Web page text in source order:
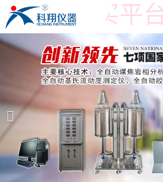
世界杯购买平
世界杯购买平台网站
产品展示
焦炭高温性能检测系统
焦化行业检测及优化配煤设备
球团矿/烧结矿/块矿高温冶金性能检测系
公司简介
世界杯购买平台网站
企业业绩